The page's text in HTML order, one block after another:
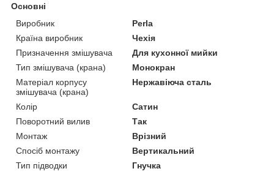
Основні
Виробник
Perla
Країна виробник
Чехія
Призначення змішувача
Для кухонної мийки
Тип змішувача (крана)
Монокран
Матеріал корпусу
змішувача (крана)
Нержавіюча сталь
Колір
Сатин
Поворотний вилив
Так
Монтаж
Врізний
Спосіб монтажу
Вертикальний
Тип підводки
Гнучка